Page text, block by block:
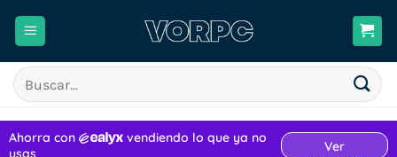
Buscar
por: